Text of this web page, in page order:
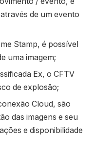
de um evento
Stamp, é possível
uma imagem;
Ex, o CFTV
de explosão;
Cloud, são
das imagens e seu
e disponibilidade